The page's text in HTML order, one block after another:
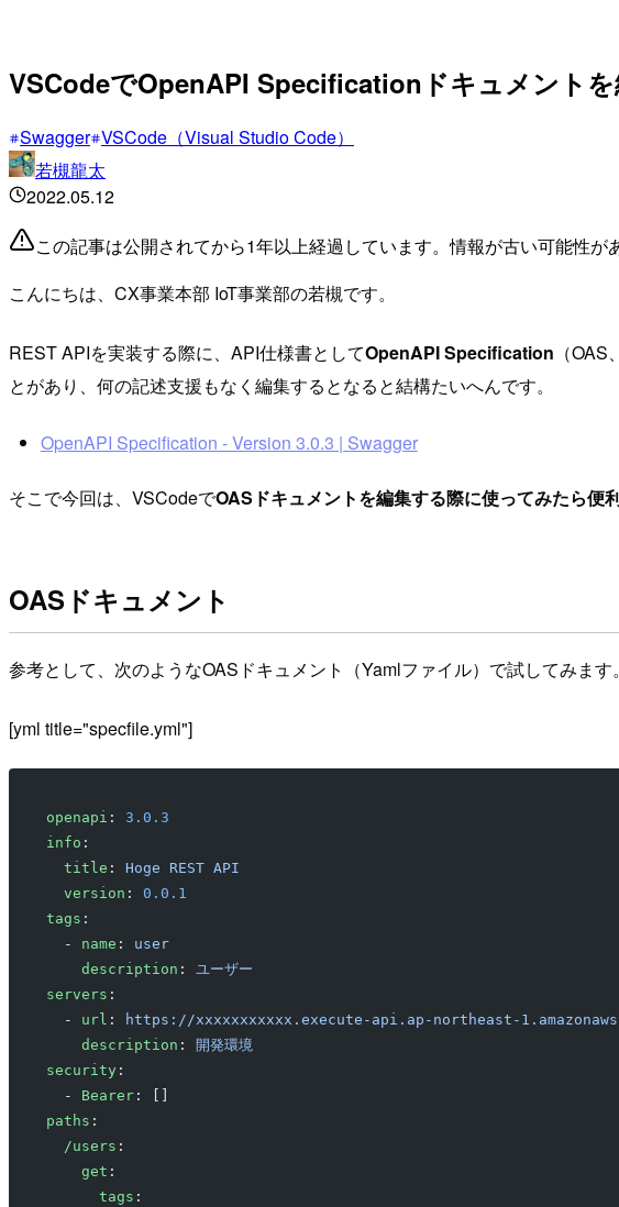
VSCodeでOpenAPI Specificationドキュメント
Swagger VSCode（Visual Studio Code）
若槻龍太
2022.05.12
この記事は公開されてから1年以上経過しています。情報が古い可能性が
こんにちは、CX事業本部 IoT事業部の若槻です。
REST APIを実装する際に、API仕様書としてOpenAPI Specification （
とがあり、何の記述支援もなく編集するとなると結構たいへんです。
OpenAPI Specification - Version 3.0.3 | Swagger
そこで今回は、VSCodeでOASドキュメントを編集する際に使ってみたら便
OASドキュメント
参考として、次のようなOASドキュメント（Yamlファイル）で試してみます。
[yml title="specfile.yml"]
openapi : 3.0.3
info :
  title
: Hoge REST API
  version
: 0.0.1
tags :
  -
name : user
    description
: ユーザー
servers :
  -
url :
https://xxxxxxxxxxx.execute-api.ap-northeast-
    description
: 開発環境
security :
  -
Bearer: []
paths :
  /users
:
    get
:
      tags
: